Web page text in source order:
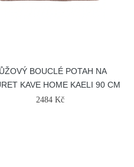
BOUCLÉ POTAH NA
KAVE HOME KAELI 90 CM
2484 Kč